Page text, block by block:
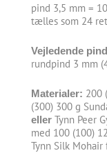
pind 3,5 mm =
tælles som 24
Vejledende
rundpind 3 mm
Materialer: 200
(300) 300 g
eller Tynn Peer
med 100 (100)
Tynn Silk Mohair